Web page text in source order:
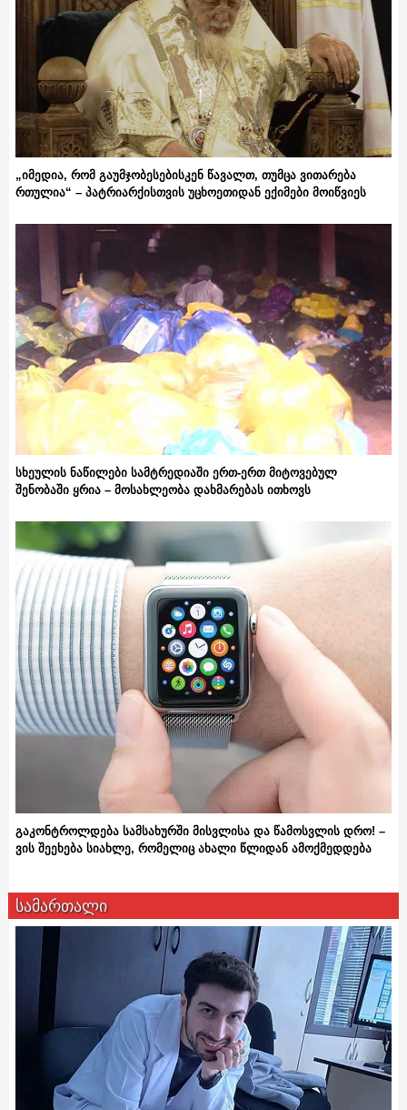
„იმედია, რომ გაუმჯობესებისკენ წავალთ, თუმცა ვითარება
რთულია“ – პატრიარქისთვის უცხოეთიდან ექიმები მოიწვიეს
სხეულის ნაწილები სამტრედიაში ერთ-ერთ მიტოვებულ
შენობაში ყრია – მოსახლეობა დახმარებას ითხოვს
გაკონტროლდება სამსახურში მისვლისა და წამოსვლის დრო! –
ვის შეეხება სიახლე, რომელიც ახალი წლიდან ამოქმედდება
სამართალი